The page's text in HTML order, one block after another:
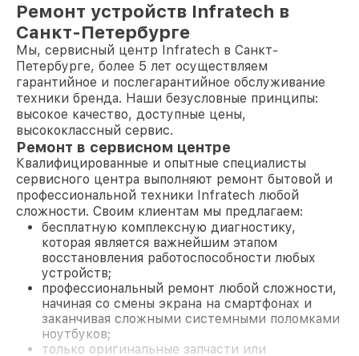
Ремонт устройств Infratech в
Санкт-Петербурге
Мы, сервисный центр Infratech в Санкт-
Петербурге, более 5 лет осуществляем
гарантийное и послегарантийное обслуживание
техники бренда. Наши безусловные принципы:
высокое качество, доступные цены,
высококлассный сервис.
Ремонт в сервисном центре
Квалифицированные и опытные специалисты
сервисного центра выполняют ремонт бытовой и
профессиональной техники Infratech любой
сложности. Своим клиентам мы предлагаем:
бесплатную комплексную диагностику,
которая является важнейшим этапом
восстановления работоспособности любых
устройств;
профессиональный ремонт любой сложности,
начиная со смены экрана на смартфонах и
заканчивая сложными системными поломками
ноутбуков;
только оригинальные запчасти или